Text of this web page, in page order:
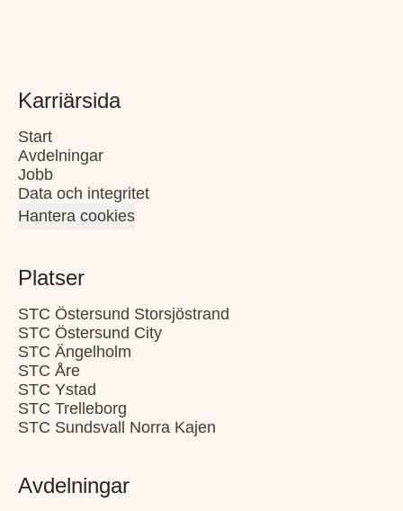
Karriärsida
Start
Avdelningar
Jobb
Data och integritet
Hantera cookies
Platser
STC Östersund Storsjöstrand
STC Östersund City
STC Ängelholm
STC Åre
STC Ystad
STC Trelleborg
STC Sundsvall Norra Kajen
Avdelningar